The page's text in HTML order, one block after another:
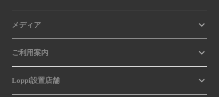
メディア
ご利用案内
Loppi設置店舗